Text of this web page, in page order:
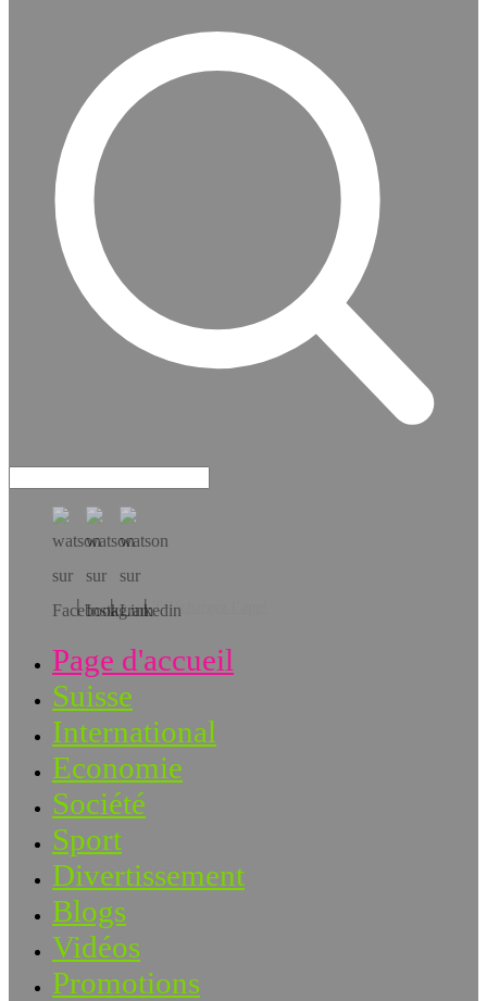
Téléchargez l’app!
Page d'accueil
Suisse
International
Economie
Société
Sport
Divertissement
Blogs
Vidéos
Promotions